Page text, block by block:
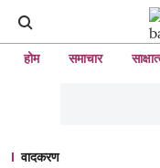
होम समाचार
वादकरण